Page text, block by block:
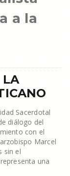
a la
LA
Sacerdotal
diálogo del
con el
Marcel
sin el
una